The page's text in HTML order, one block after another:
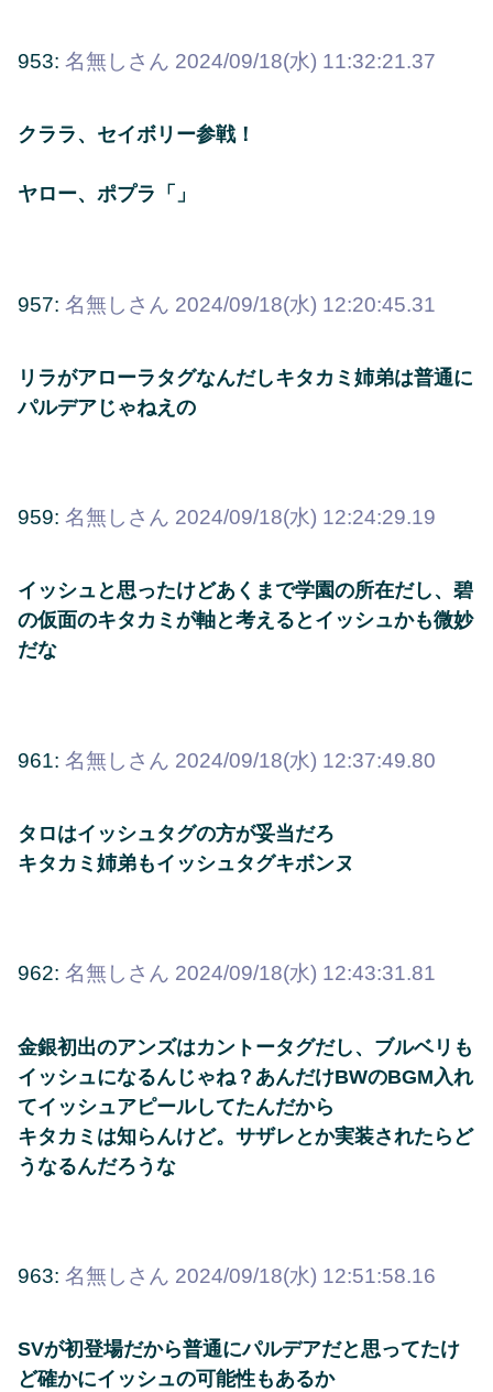
953: 名無しさん 2024/09/18(水) 11:32:21.37
クララ、セイボリー参戦！
ヤロー、ポプラ「」
957: 名無しさん 2024/09/18(水) 12:20:45.31
リラがアローラタグなんだしキタカミ姉弟は普通に
パルデアじゃねえの
959: 名無しさん 2024/09/18(水) 12:24:29.19
イッシュと思ったけどあくまで学園の所在だし、碧
の仮面のキタカミが軸と考えるとイッシュかも微妙
だな
961: 名無しさん 2024/09/18(水) 12:37:49.80
タロはイッシュタグの方が妥当だろ
キタカミ姉弟もイッシュタグキボンヌ
962: 名無しさん 2024/09/18(水) 12:43:31.81
金銀初出のアンズはカントータグだし、ブルベリも
イッシュになるんじゃね？あんだけBWのBGM入れ
てイッシュアピールしてたんだから
キタカミは知らんけど。サザレとか実装されたらど
うなるんだろうな
963: 名無しさん 2024/09/18(水) 12:51:58.16
SVが初登場だから普通にパルデアだと思ってたけ
ど確かにイッシュの可能性もあるか